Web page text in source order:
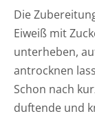
Die
Eiweiß mit
unterheben,
antrocknen
Schon nach
duftende und